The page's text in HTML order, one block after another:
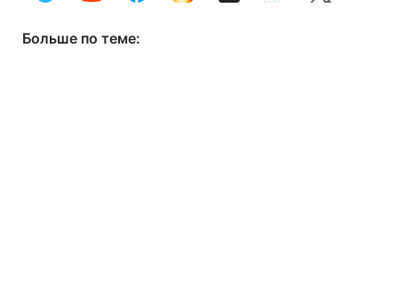
Больше по теме: